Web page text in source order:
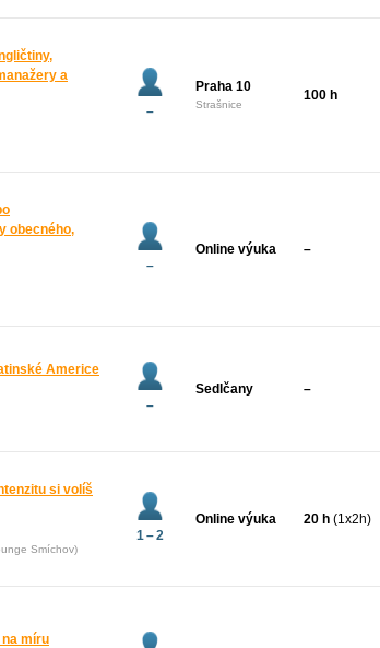
a
–
Praha 10
Strašnice
100 h
obecného,
–
Online výuka –
Americe
–
Sedlčany –
si volíš
Smíchov)
1 – 2
Online výuka 20 h (1x2h)
míru